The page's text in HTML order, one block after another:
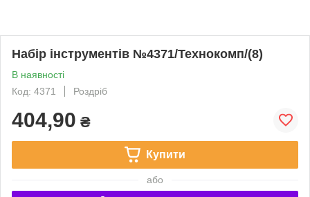
Набір інструментів №4371/Технокомп/(8)
В наявності
Код: 4371
Роздріб
404,90 ₴
Купити
або